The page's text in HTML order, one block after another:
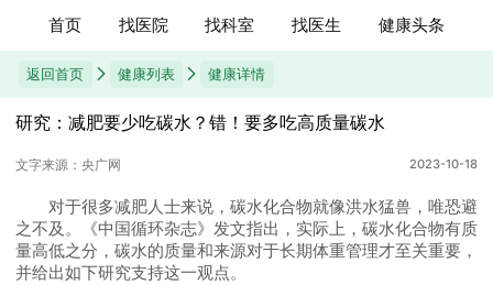
首页 找医院 找科室 找医生 健康头条
返回首页 健康列表 健康详情
研究：减肥要少吃碳水？错！要多吃高质量碳水
文字来源：央广网 2023-10-18
对于很多减肥人士来说，碳水化合物就像洪水猛兽，唯恐避
之不及。《中国循环杂志》发文指出，实际上，碳水化合物有质
量高低之分，碳水的质量和来源对于长期体重管理才至关重要，
并给出如下研究支持这一观点。